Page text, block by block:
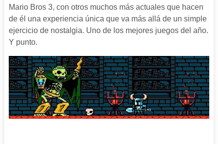
Mario Bros 3, con otros muchos más actuales que hacen
de él una experiencia única que va más allá de un simple
ejercicio de nostalgia. Uno de los mejores juegos del año.
Y punto.